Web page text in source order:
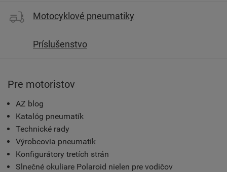
Motocyklové pneumatiky
Príslušenstvo
Pre motoristov
AZ blog
Katalóg pneumatík
Technické rady
Výrobcovia pneumatík
Konfigurátory tretích strán
Slnečné okuliare Polaroid nielen pre vodičov